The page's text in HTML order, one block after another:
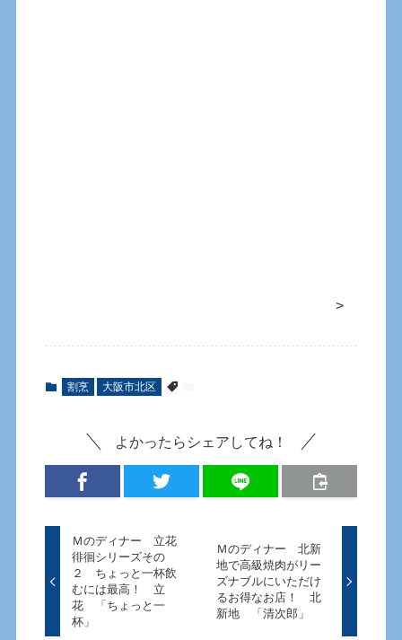
>
割烹 大阪市北区
よかったらシェアしてね！
Ｍのディナー 立花
徘徊シリーズその
２ ちょっと一杯飲
むには最高！ 立
花 「ちょっと一
杯」
Ｍのディナー 北新
地で高級焼肉がリー
ズナブルにいただけ
るお得なお店！ 北
新地 「清次郎」